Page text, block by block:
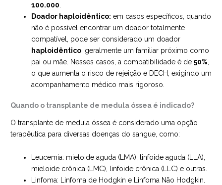
100.000
Doador haploidêntico: em casos específicos, quando
não é possível encontrar um doador totalmente
compatível, pode ser considerado um doador
haploidêntico , geralmente um familiar próximo como
pai ou mãe. Nesses casos, a compatibilidade é de 50%
o que aumenta o risco de rejeição e DECH, exigindo um
acompanhamento médico mais rigoroso.
Quando o transplante de medula óssea é indicado?
O transplante de medula óssea é considerado uma opção
terapêutica para diversas doenças do sangue, como:
Leucemia: mieloide aguda (LMA), linfoide aguda (LLA),
mieloide crônica (LMC), linfoide crônica (LLC) e outras.
Linfoma: Linfoma de Hodgkin e Linfoma Não Hodgkin.